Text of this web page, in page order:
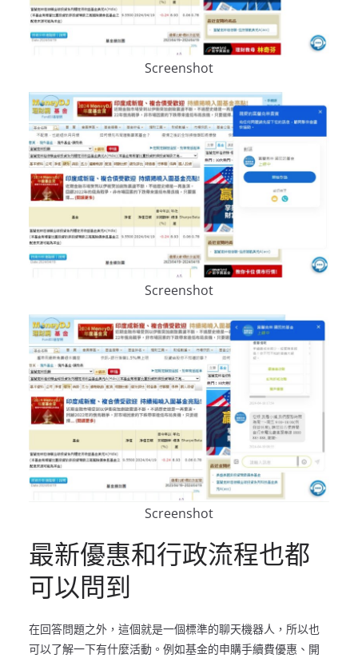
Screenshot
Screenshot
Screenshot
最新優惠和行政流程也都
可以問到
在回答問題之外，這個就是一個標準的聊天機器人，所以也
可以了解一下有什麼活動。例如基金的申購手續費優惠、開